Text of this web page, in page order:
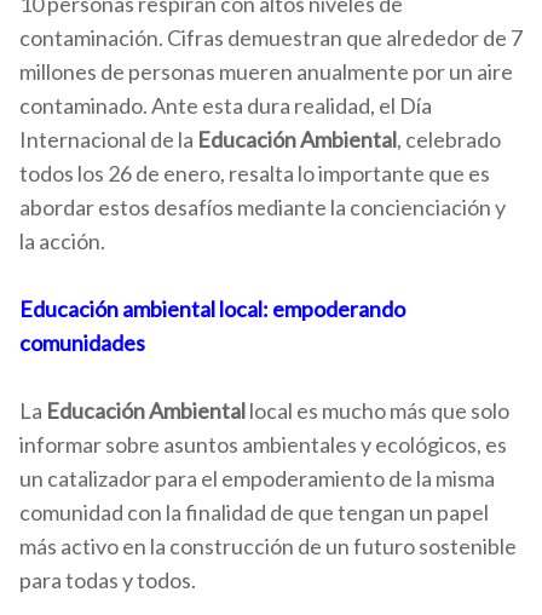
contaminación. Cifras demuestran que alrededor de 7
millones de personas mueren anualmente por un aire
contaminado. Ante esta dura realidad, el Día
Internacional de la Educación Ambiental, celebrado
todos los 26 de enero, resalta lo importante que es
abordar estos desafíos mediante la concienciación y
la acción.
Educación ambiental local: empoderando
comunidades
La Educación Ambientallocal es mucho más que solo
informar sobre asuntos ambientales y ecológicos, es
un catalizador para el empoderamiento de la misma
comunidad con la finalidad de que tengan un papel
más activo en la construcción de un futuro sostenible
para todas y todos.